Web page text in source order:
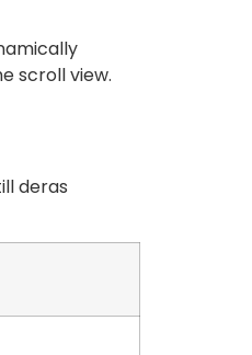
scroll view.
deras